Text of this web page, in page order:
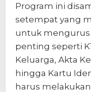
Program ini
setempat yang
untuk
penting seperti
Keluarga, Akta
hingga Kartu
harus